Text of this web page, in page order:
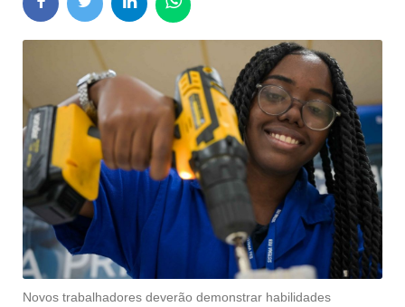
Novos trabalhadores deverão demonstrar habilidades